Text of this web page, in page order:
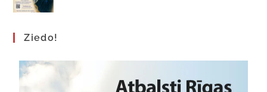
Ziedo!